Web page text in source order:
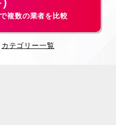
複数の業者を比較
カテゴリー一覧